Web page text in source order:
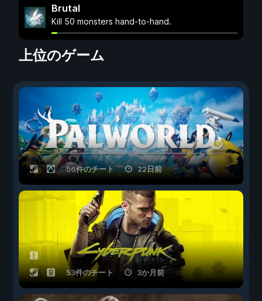
Brutal
Kill 50 monsters hand-to-hand.
上位のゲーム
56件のチート 22日前
53件のチート 3か月前